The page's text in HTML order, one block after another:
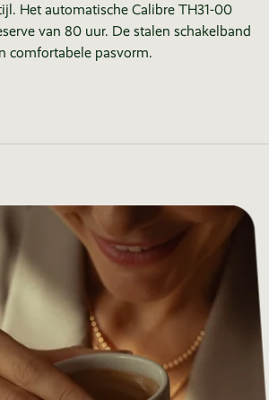
Het automatische Calibre TH31-00
van 80 uur. De stalen schakelband
comfortabele pasvorm.